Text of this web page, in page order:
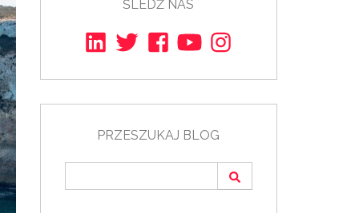
ŚLEDŹ NAS
PRZESZUKAJ BLOG